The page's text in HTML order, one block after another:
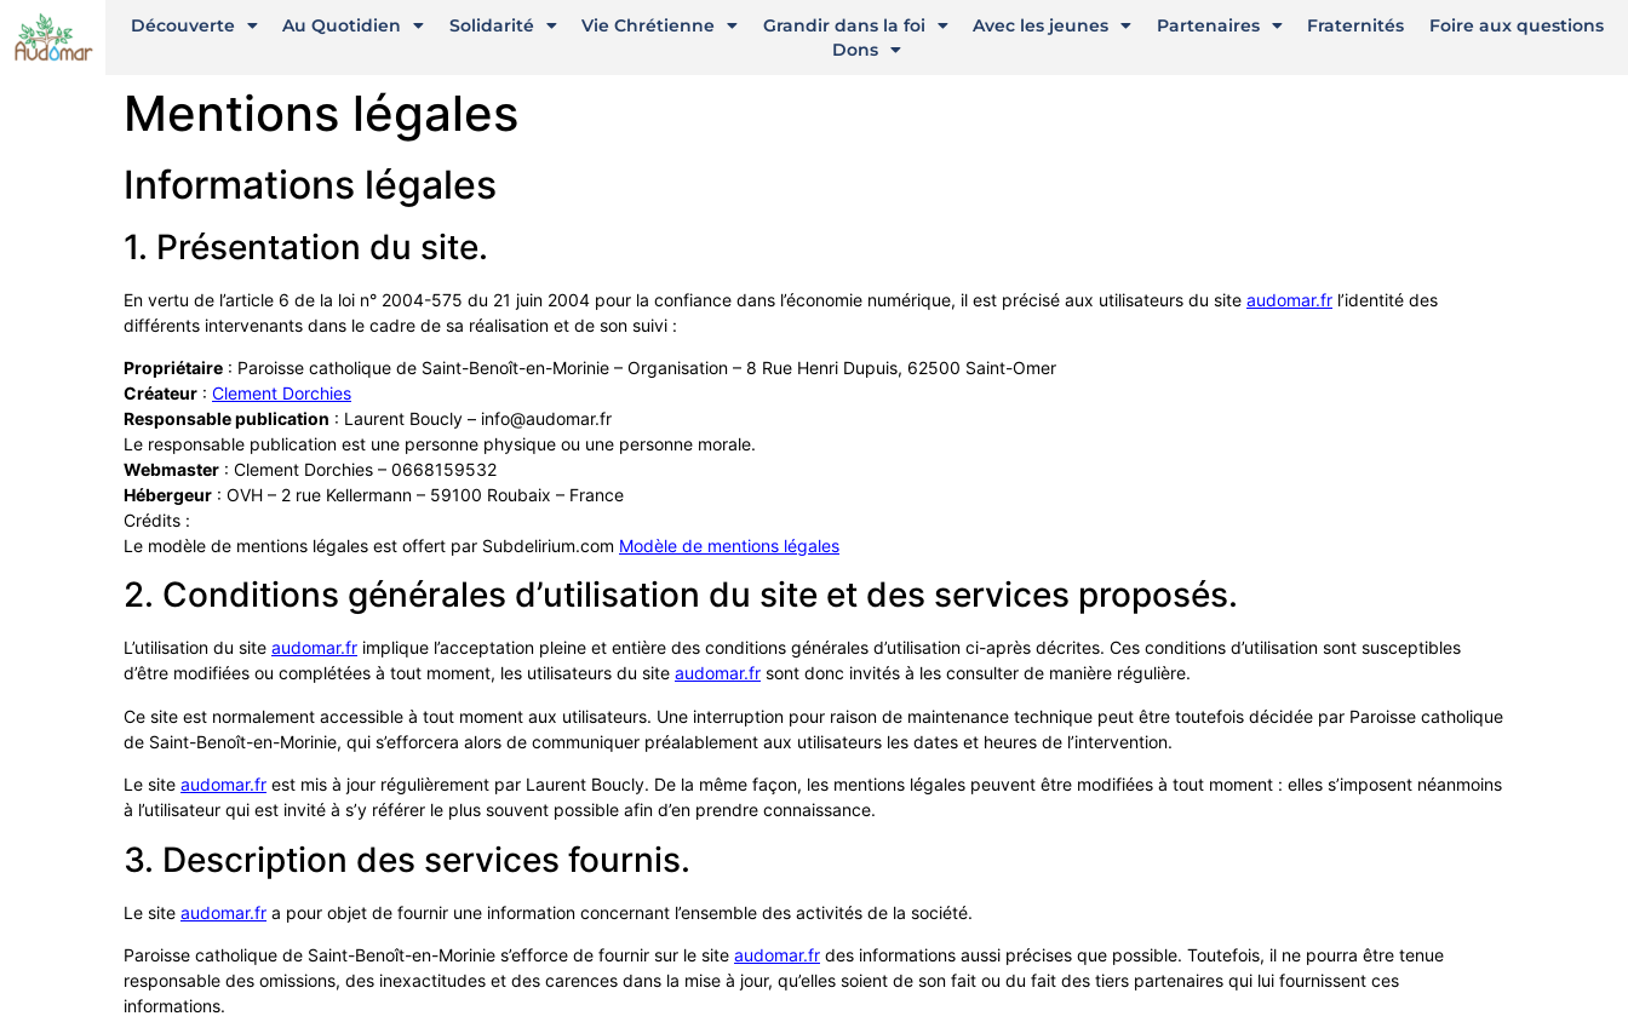
Découverte Au Quotidien Solidarité Vie Chrétienne Grandir dans la foi Avec les jeunes Partenaires Fraternités
Foire aux questions
Dons
Mentions légales
Informations légales
1. Présentation du site.
En vertu de l’article 6 de la loi n° 2004-575 du 21 juin 2004 pour la confiance dans l’économie numérique, il est précisé aux utilisateurs du site audomar.fr l’identité des
différents intervenants dans le cadre de sa réalisation et de son suivi :
Propriétaire : Paroisse catholique de Saint-Benoît-en-Morinie – Organisation – 8 Rue Henri Dupuis, 62500 Saint-Omer
Créateur : Clement Dorchies
Responsable publication : Laurent Boucly – info@audomar.fr
Le responsable publication est une personne physique ou une personne morale.
Webmaster : Clement Dorchies – 0668159532
Hébergeur : OVH – 2 rue Kellermann – 59100 Roubaix – France
Crédits :
Le modèle de mentions légales est offert par Subdelirium.com Modèle de mentions légales
2. Conditions générales d’utilisation du site et des services proposés.
L’utilisation du site audomar.fr implique l’acceptation pleine et entière des conditions générales d’utilisation ci-après décrites. Ces conditions d’utilisation sont susceptibles
d’être modifiées ou complétées à tout moment, les utilisateurs du site audomar.fr sont donc invités à les consulter de manière régulière.
Ce site est normalement accessible à tout moment aux utilisateurs. Une interruption pour raison de maintenance technique peut être toutefois décidée par Paroisse catholique
de Saint-Benoît-en-Morinie, qui s’efforcera alors de communiquer préalablement aux utilisateurs les dates et heures de l’intervention.
Le site audomar.fr est mis à jour régulièrement par Laurent Boucly. De la même façon, les mentions légales peuvent être modifiées à tout moment : elles s’imposent néanmoins
à l’utilisateur qui est invité à s’y référer le plus souvent possible afin d’en prendre connaissance.
3. Description des services fournis.
Le site audomar.fr a pour objet de fournir une information concernant l’ensemble des activités de la société.
Paroisse catholique de Saint-Benoît-en-Morinie s’efforce de fournir sur le site audomar.fr des informations aussi précises que possible. Toutefois, il ne pourra être tenue
responsable des omissions, des inexactitudes et des carences dans la mise à jour, qu’elles soient de son fait ou du fait des tiers partenaires qui lui fournissent ces
informations.